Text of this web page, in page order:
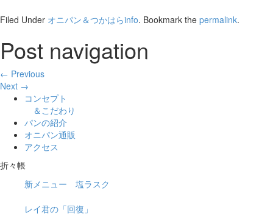
Filed Under オニパン＆つかはらinfo. Bookmark the permalink.
Post navigation
← Previous
Next →
コンセプト
＆こだわり
パンの紹介
オニパン通販
アクセス
折々帳
新メニュー 塩ラスク
レイ君の「回復」